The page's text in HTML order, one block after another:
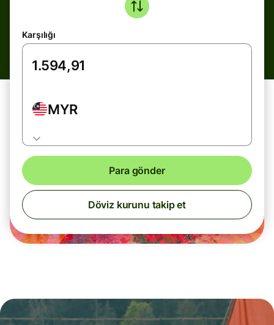
Karşılığı
MYR
Para gönder
Döviz kurunu takip et